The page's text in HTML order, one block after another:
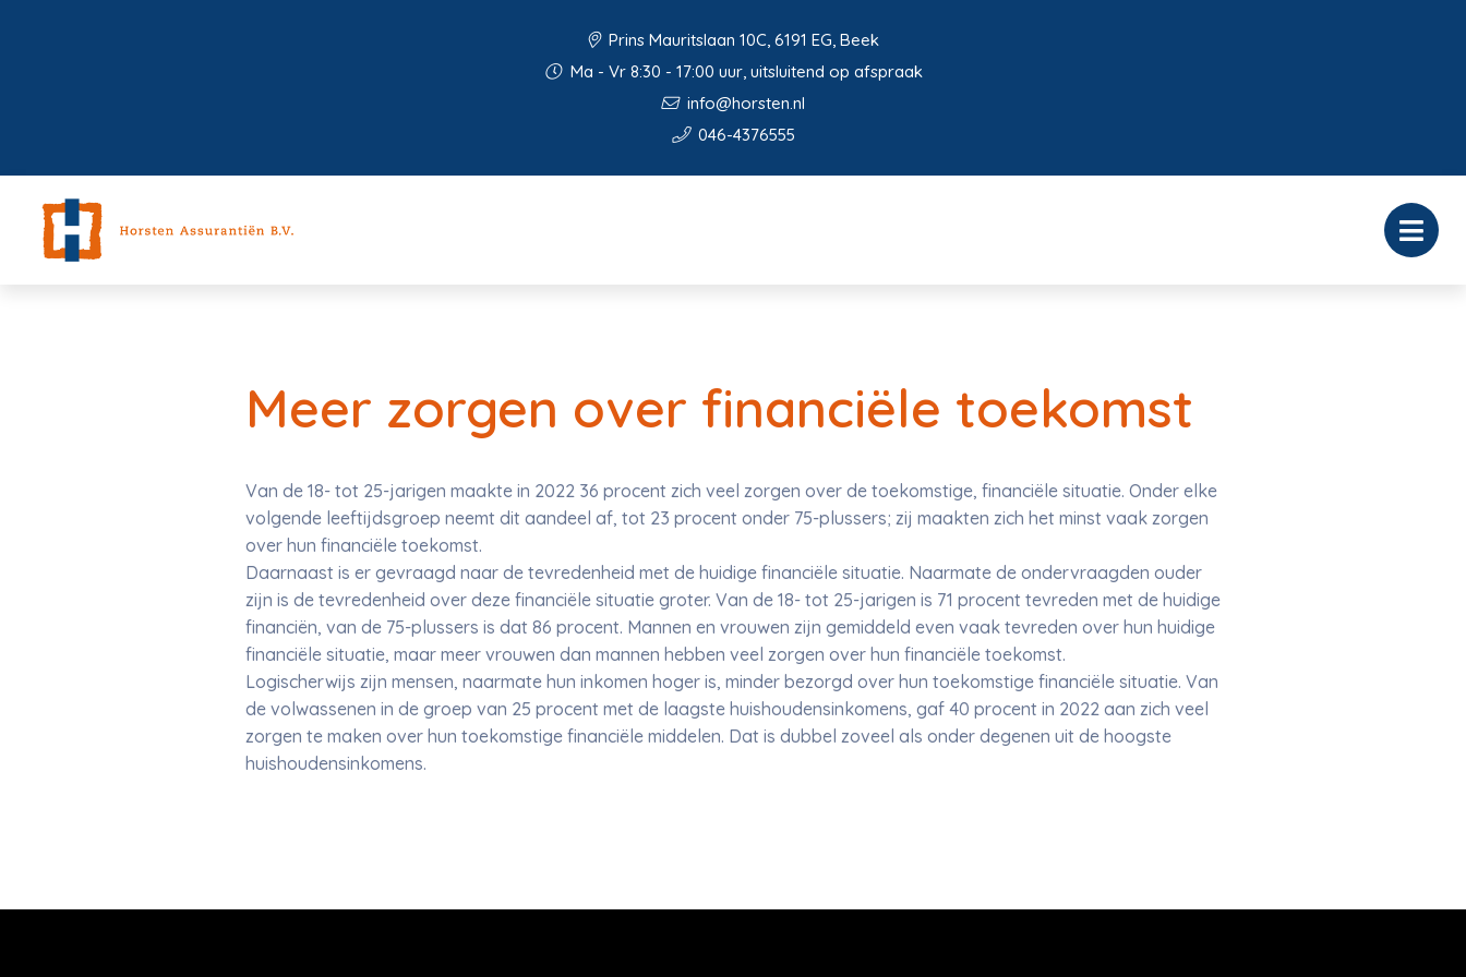
Prins Mauritslaan 10C, 6191 EG, Beek
Ma - Vr 8:30 - 17:00 uur, uitsluitend op afspraak
info@horsten.nl
046-4376555
Meer zorgen over financiële toekomst
Van de 18- tot 25-jarigen maakte in 2022 36 procent zich veel zorgen over de toekomstige, financiële situatie. Onder elke
volgende leeftijdsgroep neemt dit aandeel af, tot 23 procent onder 75-plussers; zij maakten zich het minst vaak zorgen
over hun financiële toekomst.
Daarnaast is er gevraagd naar de tevredenheid met de huidige financiële situatie. Naarmate de ondervraagden ouder
zijn is de tevredenheid over deze financiële situatie groter. Van de 18- tot 25-jarigen is 71 procent tevreden met de huidige
financiën, van de 75-plussers is dat 86 procent. Mannen en vrouwen zijn gemiddeld even vaak tevreden over hun huidige
financiële situatie, maar meer vrouwen dan mannen hebben veel zorgen over hun financiële toekomst.
Logischerwijs zijn mensen, naarmate hun inkomen hoger is, minder bezorgd over hun toekomstige financiële situatie. Van
de volwassenen in de groep van 25 procent met de laagste huishoudensinkomens, gaf 40 procent in 2022 aan zich veel
zorgen te maken over hun toekomstige financiële middelen. Dat is dubbel zoveel als onder degenen uit de hoogste
huishoudensinkomens.